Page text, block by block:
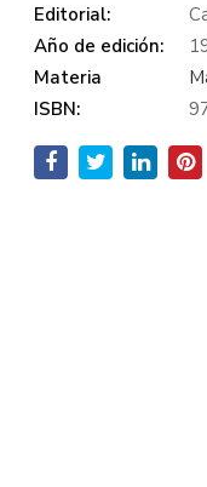
Editorial:
Año de edición:
Materia
ISBN: